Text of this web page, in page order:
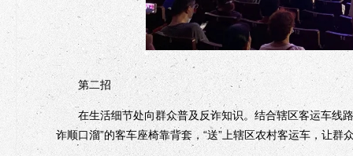
第二招
在生活细节处向群众普及反诈知识。结合辖区客运车线路
诈顺口溜”的客车座椅靠背套，“送”上辖区农村客运车，让